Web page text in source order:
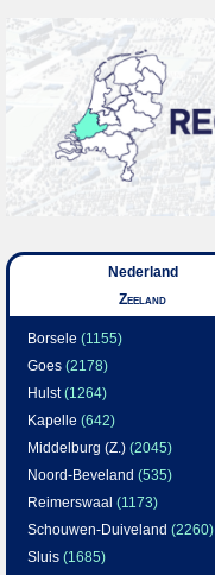
Nederland
Zeeland
Borsele (1155)
Goes (2178)
Hulst(1264)
Kapelle (642)
Middelburg (Z.) (2045)
Noord-Beveland (535)
Reimerswaal (1173)
Schouwen-Duiveland (2260)
Sluis (1685)